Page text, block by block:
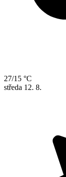
27/15 °C
středa 12. 8.